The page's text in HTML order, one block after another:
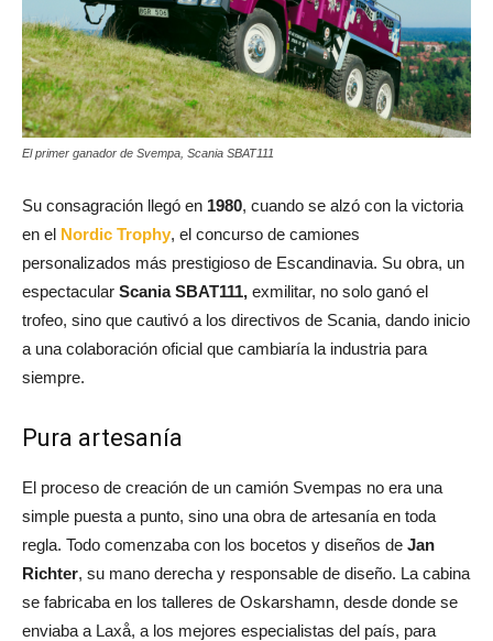
El primer ganador de Svempa, Scania SBAT111
Su consagración llegó en 1980, cuando se alzó con la victoria
en el Nordic Trophy, el concurso de camiones
personalizados más prestigioso de Escandinavia. Su obra, un
espectacular Scania SBAT111, exmilitar, no solo ganó el
trofeo, sino que cautivó a los directivos de Scania, dando inicio
a una colaboración oficial que cambiaría la industria para
siempre.
Pura artesanía
El proceso de creación de un camión Svempas no era una
simple puesta a punto, sino una obra de artesanía en toda
regla. Todo comenzaba con los bocetos y diseños de Jan
Richter, su mano derecha y responsable de diseño. La cabina
se fabricaba en los talleres de Oskarshamn, desde donde se
enviaba a Laxå, a los mejores especialistas del país, para